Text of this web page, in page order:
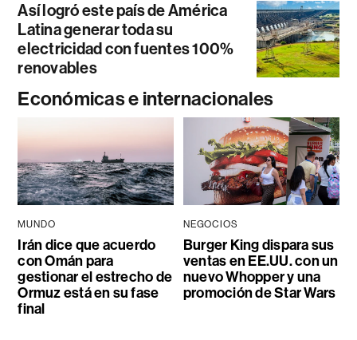
Así logró este país de América
Latina generar toda su
electricidad con fuentes 100%
renovables
Económicas e internacionales
MUNDO
Irán dice que acuerdo
con Omán para
gestionar el estrecho de
Ormuz está en su fase
final
NEGOCIOS
Burger King dispara sus
ventas en EE.UU. con un
nuevo Whopper y una
promoción de Star Wars